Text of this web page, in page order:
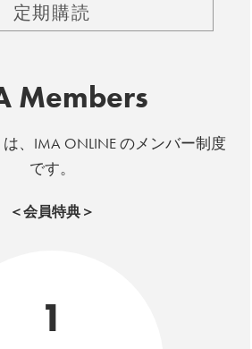
定期購読
Members
は、IMA ONLINE のメンバー制度
です。
＜会員特典＞
1